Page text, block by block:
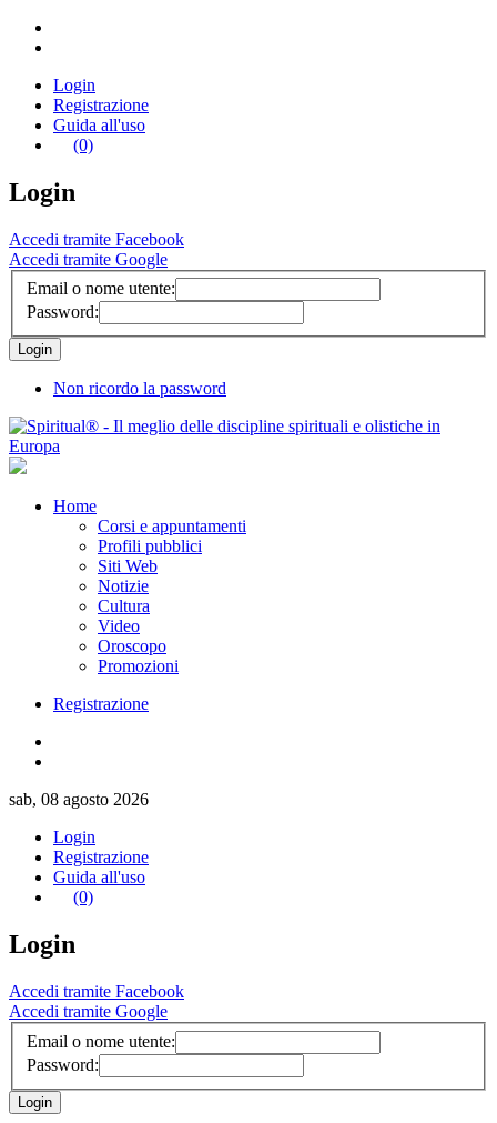
Login
Registrazione
Guida all'uso
(0)
Login
Accedi tramite Facebook
Accedi tramite Google
Email o nome utente:
Password:
Non ricordo la password
Home
Corsi e appuntamenti
Profili pubblici
Siti Web
Notizie
Cultura
Video
Oroscopo
Promozioni
Registrazione
sab, 08 agosto 2026
Login
Registrazione
Guida all'uso
(0)
Login
Accedi tramite Facebook
Accedi tramite Google
Email o nome utente:
Password: